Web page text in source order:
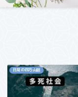
日常の四方山話